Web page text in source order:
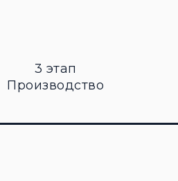
3 этап
Производство